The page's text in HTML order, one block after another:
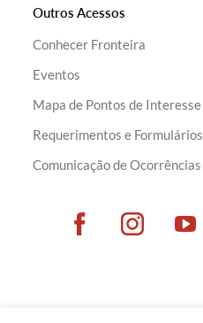
Outros Acessos
Conhecer Fronteira
Eventos
Mapa de Pontos de Interesse
Requerimentos e Formulários
Comunicação de Ocorrências